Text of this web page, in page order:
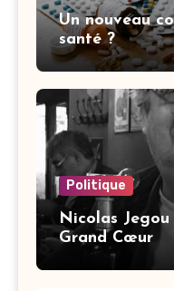
Un nouveau
santé ?
Politique
Nicolas
Grand Cœur